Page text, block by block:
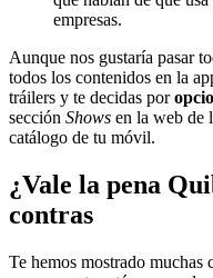
empresas.
Aunque nos gustaría pasar
todos los contenidos en la
tráilers y te decidas por
sección Shows en la web de
catálogo de tu móvil.
¿Vale la pena
contras
Te hemos mostrado muchas